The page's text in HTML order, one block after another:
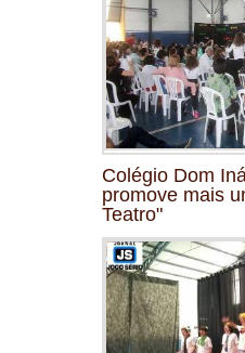
Colégio Dom
promove mais
Teatro"